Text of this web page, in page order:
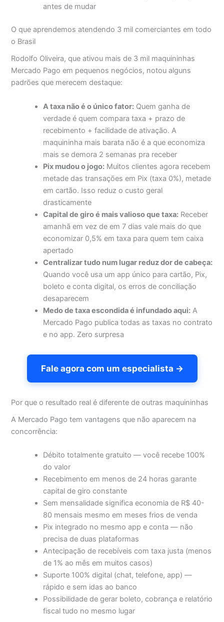
antes de mudar
O que aprendemos atendendo 3 mil comerciantes em todo
o Brasil
Rodolfo Oliveira, que ativou mais de 3 mil maquininhas
Mercado Pago em pequenos negócios, notou alguns
padrões que merecem destaque:
A taxa não é o único fator: Quem ganha de
verdade é quem compara taxa + prazo de
recebimento + facilidade de ativação. A
maquininha mais barata não é a que economiza
mais se demora 2 semanas pra receber
Pix mudou o jogo: Muitos clientes agora recebem
metade das transações em Pix (taxa 0%), metade
em cartão. Isso reduz o custo geral
drasticamente
Capital de giro é mais valioso que taxa: Receber
amanhã em vez de em 7 dias vale mais do que
economizar 0,5% em taxa para quem tem caixa
apertado
Centralizar tudo num lugar reduz dor de cabeça:
Quando você usa um app único para cartão, Pix,
boleto e conta digital, os erros de conciliação
desaparecem
Medo de taxa escondida é infundado aqui: A
Mercado Pago publica todas as taxas no contrato
e no app. Zero surpresa
Fale agora com um especialista →
Por que o resultado real é diferente de outras maquininhas
A Mercado Pago tem vantagens que não aparecem na
concorrência:
Débito totalmente gratuito — você recebe 100%
do valor
Recebimento em menos de 24 horas garante
capital de giro constante
Sem mensalidade significa economia de R$ 40-
80 mensais mesmo em meses frios de venda
Pix integrado no mesmo app e conta — não
precisa de duas plataformas
Antecipação de recebíveis com taxa justa (menos
de 1% ao mês em muitos casos)
Suporte 100% digital (chat, telefone, app) —
rápido e sem idas ao banco
Possibilidade de gerar boleto, cobrança e relatório
fiscal tudo no mesmo lugar